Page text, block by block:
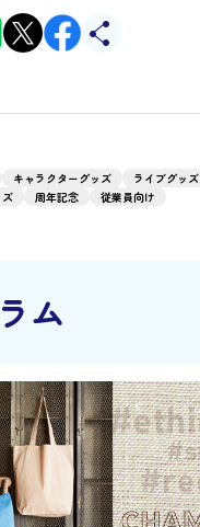
キャラクターグッズ
ライブグッズ
周年記念 従業員向け
ム